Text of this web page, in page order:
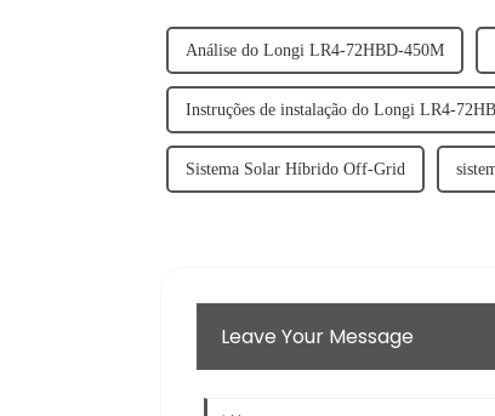
Análise do Longi LR4-72HBD-450M
Instruções de instalação do Longi LR4-
Sistema Solar Híbrido Off-Grid
Leave Your Message